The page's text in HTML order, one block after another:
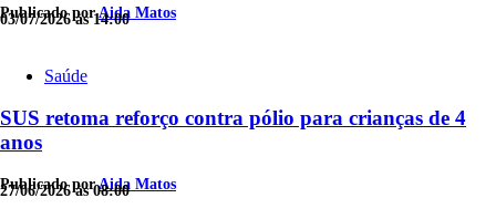
Publicado porAida Matos
03/07/2026 às 14:00
Saúde
SUS retoma reforço contra pólio para crianças de 4
anos
Publicado porAida Matos
27/06/2026 às 08:00